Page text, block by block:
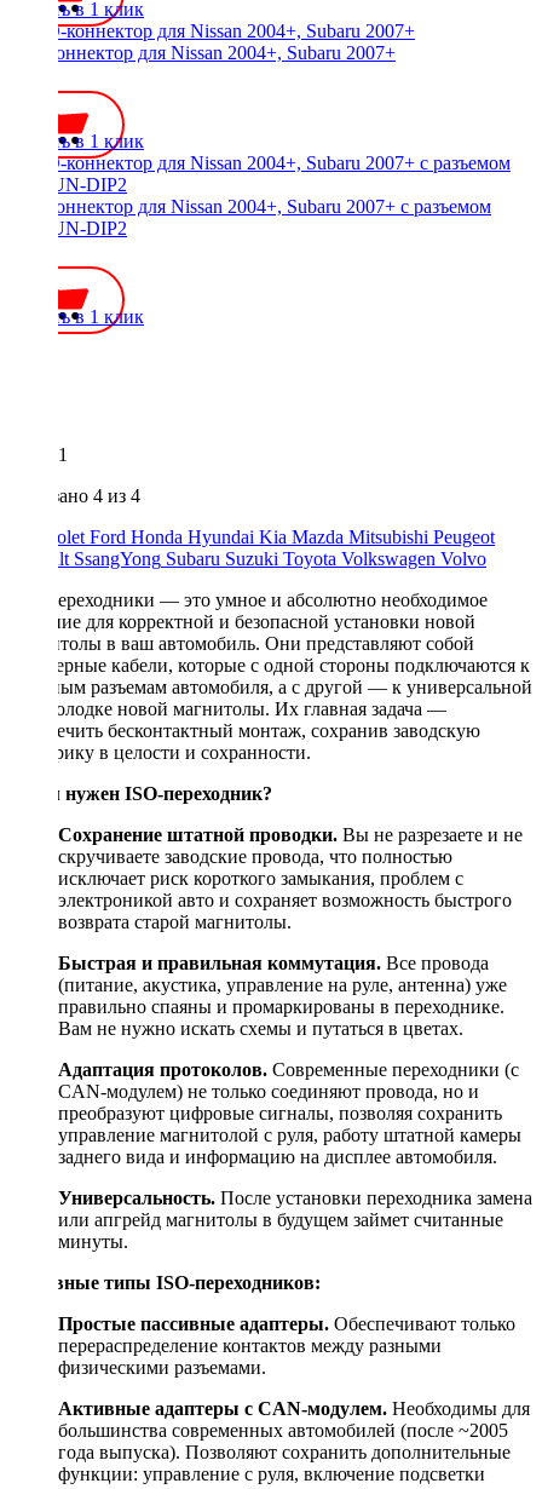
Купить в 1 клик
ISO-коннектор для Nissan 2004+, Subaru 2007+
Купить в 1 клик
ISO-коннектор для Nissan 2004+, Subaru 2007+ с разъемом
WM-UN-DIP2
Купить в 1 клик
1
Показано 4 из 4
Chevrolet Ford Honda Hyundai Kia Mazda Mitsubishi Peugeot
Renault SsangYong Subaru Suzuki Toyota Volkswagen Volvo
ISO-переходники — это умное и абсолютно необходимое
решение для корректной и безопасной установки новой
магнитолы в ваш автомобиль. Они представляют собой
адаптерные кабели, которые с одной стороны подключаются к
штатным разъемам автомобиля, а с другой — к универсальной
ISO-колодке новой магнитолы. Их главная задача —
обеспечить бесконтактный монтаж, сохранив заводскую
электрику в целости и сохранности.
Зачем нужен ISO-переходник?
Сохранение штатной проводки. Вы не разрезаете и не
скручиваете заводские провода, что полностью
исключает риск короткого замыкания, проблем с
электроникой авто и сохраняет возможность быстрого
возврата старой магнитолы.
Быстрая и правильная коммутация. Все провода
(питание, акустика, управление на руле, антенна) уже
правильно спаяны и промаркированы в переходнике.
Вам не нужно искать схемы и путаться в цветах.
Адаптация протоколов. Современные переходники (с
CAN-модулем) не только соединяют провода, но и
преобразуют цифровые сигналы, позволяя сохранить
управление магнитолой с руля, работу штатной камеры
заднего вида и информацию на дисплее автомобиля.
Универсальность. После установки переходника замена
или апгрейд магнитолы в будущем займет считанные
минуты.
Основные типы ISO-переходников:
Простые пассивные адаптеры. Обеспечивают только
перераспределение контактов между разными
физическими разъемами.
Активные адаптеры с CAN-модулем. Необходимы для
большинства современных автомобилей (после ~2005
года выпуска). Позволяют сохранить дополнительные
функции: управление с руля, включение подсветки